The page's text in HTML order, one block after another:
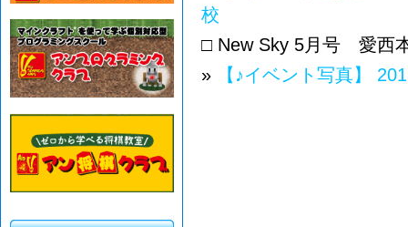
校
□ New Sky 5月号 愛西
»
【♪イベント写真】